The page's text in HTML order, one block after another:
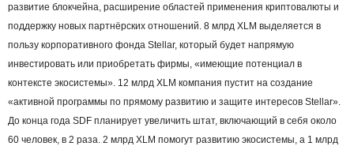
развитие блокчейна, расширение областей применения криптовалюты и
поддержку новых партнёрских отношений. 8 млрд XLM выделяется в
пользу корпоративного фонда Stellar, который будет напрямую
инвестировать или приобретать фирмы, «имеющие потенциал в
контексте экосистемы». 12 млрд XLM компания пустит на создание
«активной программы по прямому развитию и защите интересов Stellar».
До конца года SDF планирует увеличить штат, включающий в себя около
60 человек, в 2 раза. 2 млрд XLM помогут развитию экосистемы, а 1 млрд